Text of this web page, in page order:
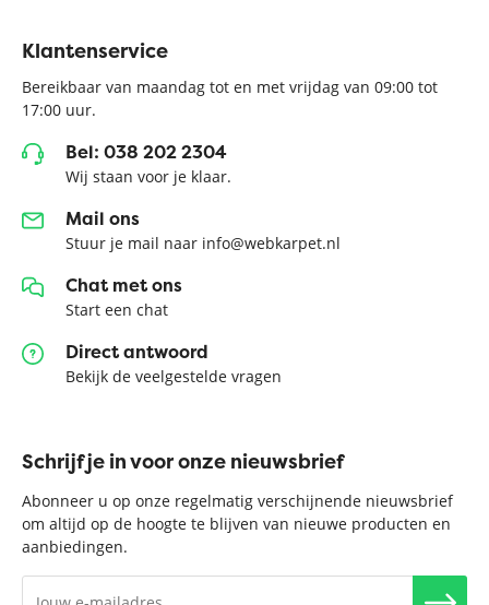
Klantenservice
Bereikbaar van maandag tot en met vrijdag van 09:00 tot
17:00 uur.
Bel: 038 202 2304
Wij staan voor je klaar.
Mail ons
Stuur je mail naar info@webkarpet.nl
Chat met ons
Start een chat
Direct antwoord
Bekijk de veelgestelde vragen
Schrijf je in voor onze nieuwsbrief
Abonneer u op onze regelmatig verschijnende nieuwsbrief
om altijd op de hoogte te blijven van nieuwe producten en
aanbiedingen.